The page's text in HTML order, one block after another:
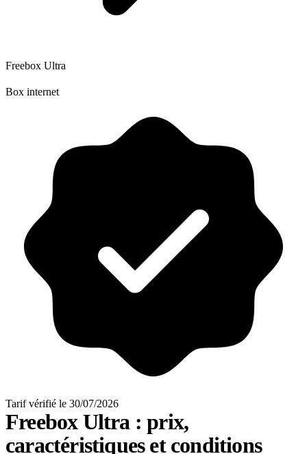
Freebox Ultra
Box internet
Tarif vérifié le 30/07/2026
Freebox Ultra : prix,
caractéristiques et conditions